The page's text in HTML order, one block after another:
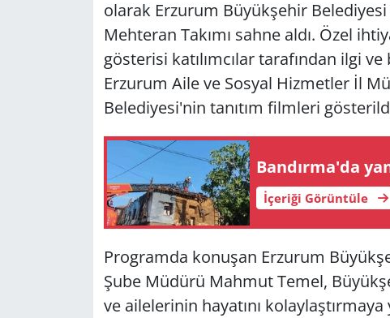
olarak Erzurum Büyükşehir
Mehteran Takımı sahne aldı. Özel
gösterisi katılımcılar tarafından ilgi
Erzurum Aile ve Sosyal Hizmetler İl
Belediyesi'nin tanıtım filmleri
Bandırma'da
İçeriği Görüntüle
Programda konuşan Erzurum
Şube Müdürü Mahmut Temel,
ve ailelerinin hayatını